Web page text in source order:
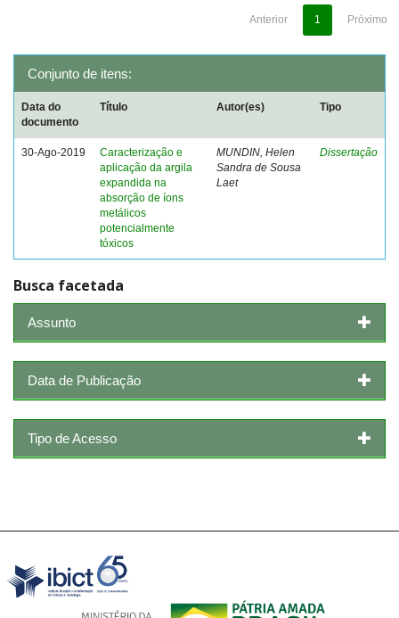
Anterior 1 Próximo
Conjunto de itens:
Data do
documento
Título Autor(es) Tipo
30-Ago-2019
Caracterização e
aplicação da argila
expandida na
absorção de íons
metálicos
potencialmente
tóxicos
MUNDIN, Helen
Sandra de Sousa
Laet
Dissertação
Busca facetada
Assunto
Data de Publicação
Tipo de Acesso